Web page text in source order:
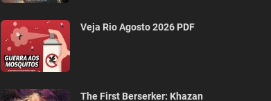
Veja Rio Agosto 2026 PDF
The First Berserker: Khazan